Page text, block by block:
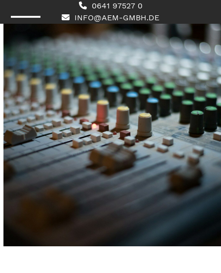
0641 97527 0
INFO@AEM-GMBH.DE
mobile
menu
mobile
menu